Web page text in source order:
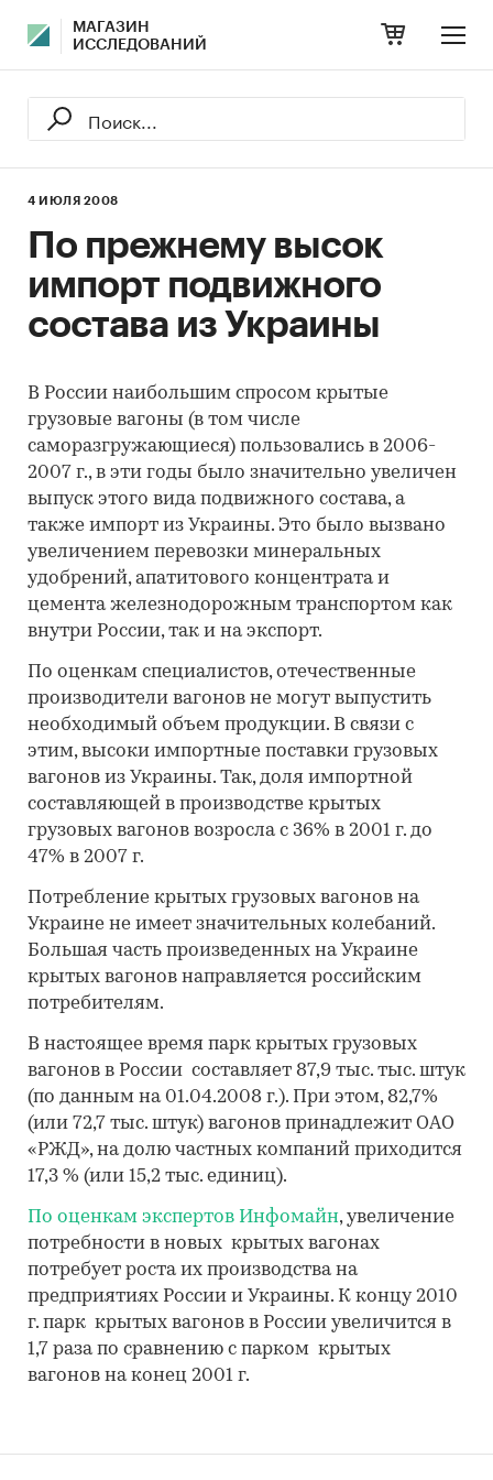
МАГАЗИН
ИССЛЕДОВАНИЙ
4 ИЮЛЯ 2008
По прежнему высок
импорт подвижного
состава из Украины
В России наибольшим спросом крытые
грузовые вагоны (в том числе
саморазгружающиеся) пользовались в 2006-
2007 г., в эти годы было значительно увеличен
выпуск этого вида подвижного состава, а
также импорт из Украины. Это было вызвано
увеличением перевозки минеральных
удобрений, апатитового концентрата и
цемента железнодорожным транспортом как
внутри России, так и на экспорт.
По оценкам специалистов, отечественные
производители вагонов не могут выпустить
необходимый объем продукции. В связи с
этим, высоки импортные поставки грузовых
вагонов из Украины. Так, доля импортной
составляющей в производстве крытых
грузовых вагонов возросла с 36% в 2001 г. до
47% в 2007 г.
Потребление крытых грузовых вагонов на
Украине не имеет значительных колебаний.
Большая часть произведенных на Украине
крытых вагонов направляется российским
потребителям.
В настоящее время парк крытых грузовых
вагонов в России составляет 87,9 тыс. тыс. штук
(по данным на 01.04.2008 г.). При этом, 82,7%
(или 72,7 тыс. штук) вагонов принадлежит ОАО
«РЖД», на долю частных компаний приходится
17,3 % (или 15,2 тыс. единиц).
По оценкам экспертов Инфомайн, увеличение
потребности в новых крытых вагонах
потребует роста их производства на
предприятиях России и Украины. К концу 2010
г. парк крытых вагонов в России увеличится в
1,7 раза по сравнению с парком крытых
вагонов на конец 2001 г.